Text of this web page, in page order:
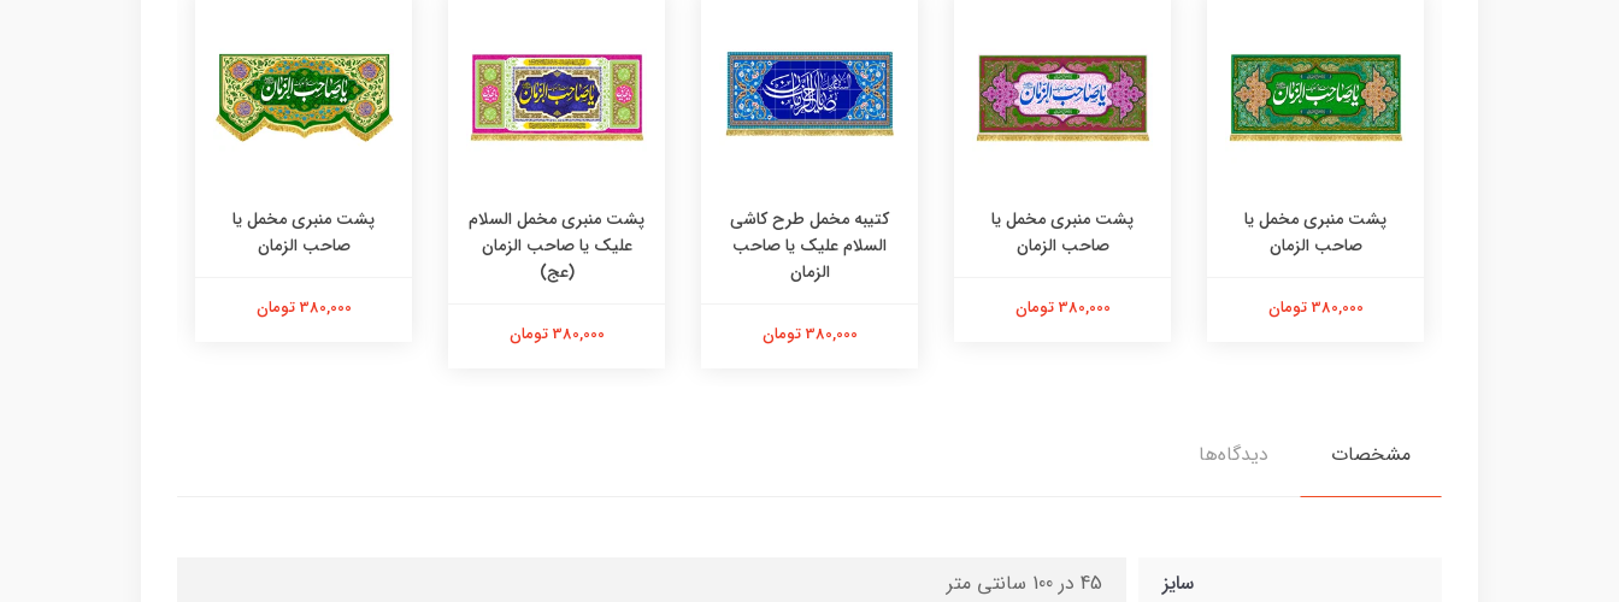
پشت منبری مخمل یا
صاحب الزمان
380,000 تومان
پشت منبری مخمل یا
صاحب الزمان
380,000 تومان
کتیبه مخمل طرح کاشی
السلام علیک یا صاحب
الزمان
380,000 تومان
پشت منبری مخمل السلام
علیک یا صاحب الزمان
(عج)
380,000 تومان
پشت منبری مخمل یا
صاحب الزمان
380,000 تومان
مشخصات دیدگاه‌ها
سایز 45 در 100 سانتی متر